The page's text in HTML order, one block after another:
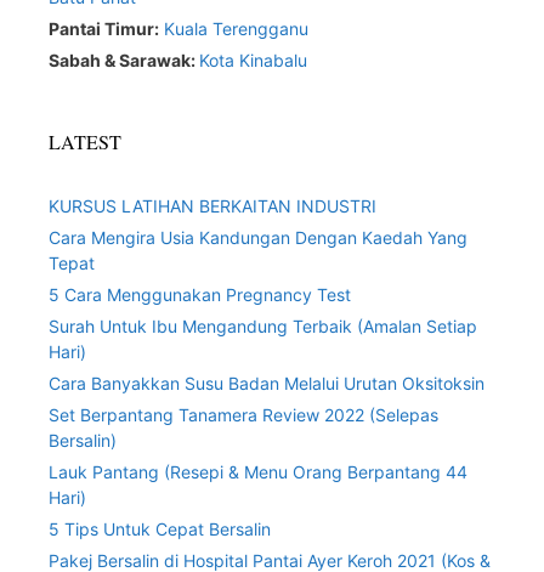
Pantai Timur: Kuala Terengganu
Sabah & Sarawak: Kota Kinabalu
LATEST
KURSUS LATIHAN BERKAITAN INDUSTRI
Cara Mengira Usia Kandungan Dengan Kaedah Yang
Tepat
5 Cara Menggunakan Pregnancy Test
Surah Untuk Ibu Mengandung Terbaik (Amalan Setiap
Hari)
Cara Banyakkan Susu Badan Melalui Urutan Oksitoksin
Set Berpantang Tanamera Review 2022 (Selepas
Bersalin)
Lauk Pantang (Resepi & Menu Orang Berpantang 44
Hari)
5 Tips Untuk Cepat Bersalin
Pakej Bersalin di Hospital Pantai Ayer Keroh 2021 (Kos &